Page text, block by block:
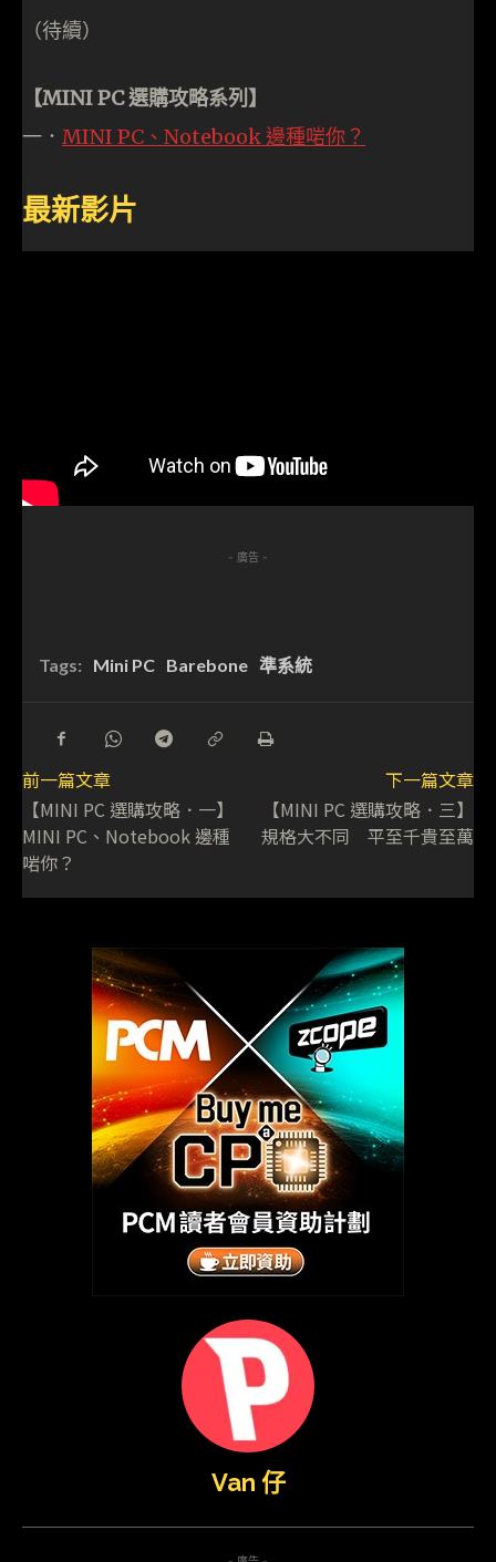
（待續）
【MINI PC 選購攻略系列】
一． MINI PC、Notebook 邊種啱你？
最新影片
- 廣告 -
Tags: Mini PC Barebone 準系統
前一篇文章
【MINI PC 選購攻略．一】
MINI PC、Notebook 邊種
啱你？
下一篇文章
【MINI PC 選購攻略．三】
規格大不同 平至千貴至萬
Van 仔